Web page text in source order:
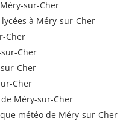
sur-Cher
à Méry-sur-Cher
Cher
Cher
Cher
Cher
Méry-sur-Cher
météo de Méry-sur-Cher